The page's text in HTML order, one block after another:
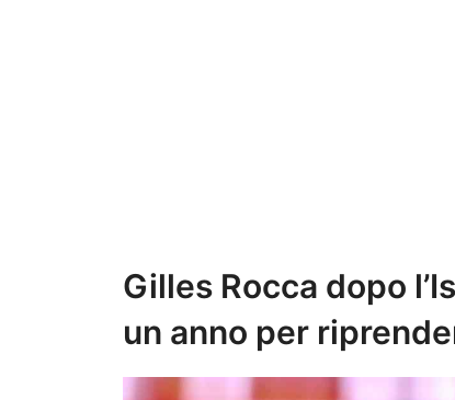
Gilles Rocca dopo
un anno per